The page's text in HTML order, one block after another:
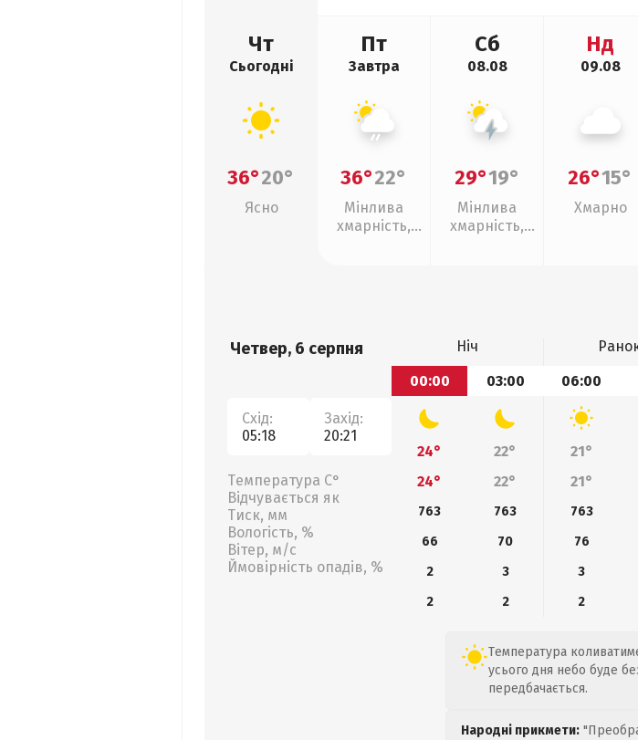
Чт
Сьогодні
36°20°
Ясно
Пт
Завтра
36°22°
Мінлива
хмарність,
Сб
08.08
29°19°
Мінлива
хмарність,
Нд
09.08
26°15°
Хмарно
Четвер, 6 серпня
Схід:
05:18
Захід:
20:21
Температура С°
Відчувається як
Тиск, мм
Вологість, %
Вітер, м/с
Ймовірність опадів, %
Ніч
00:00
03:00 06:00
24° 22° 21°
24°
22° 21°
763 763 763
66
70 76
2
3 3
2
2 2
Температура
усього дня небо буде
передбачається.
Народні прикмети: